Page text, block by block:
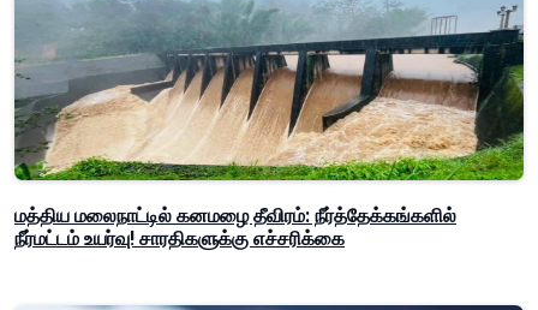
மத்திய மலைநாட்டில் கனமழை தீவிரம்: நீர்த்தேக்கங்களில்
நீர்மட்டம் உயர்வு! சாரதிகளுக்கு எச்சரிக்கை